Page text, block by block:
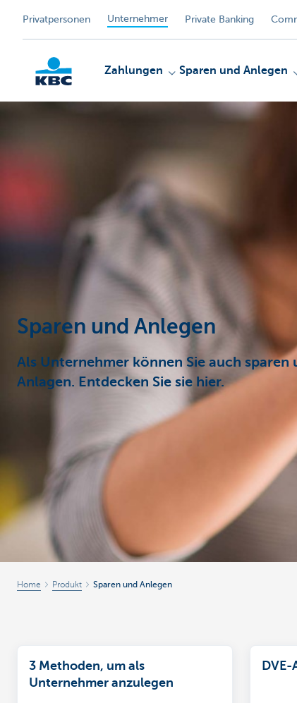
Privatpersonen Unternehmer Private Banking
Zahlungen Sparen und Anlegen
Sparen und Anlegen
Als Unternehmer können Sie auch
Anlagen. Entdecken Sie sie hier.
Home Produkt Sparen und Anlegen
3 Methoden, um als
Unternehmer anzulegen
DVE-